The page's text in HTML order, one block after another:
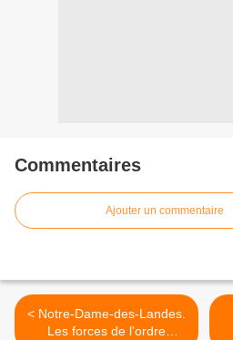
Commentaires
Ajouter un commentaire
< Notre-Dame-des-Landes.
Les forces de l'ordre